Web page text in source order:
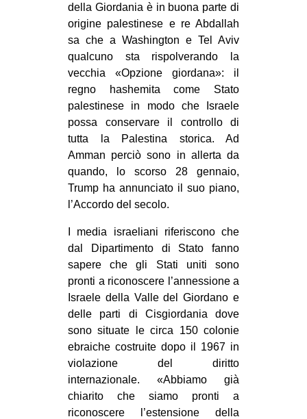
SEARCH
della Giordania è in buona parte di
origine palestinese e re Abdallah
sa che a Washington e Tel Aviv
qualcuno sta rispolverando la
vecchia «Opzione giordana»: il
regno hashemita come Stato
palestinese in modo che Israele
possa conservare il controllo di
tutta la Palestina storica. Ad
Amman perciò sono in allerta da
quando, lo scorso 28 gennaio,
Trump ha annunciato il suo piano,
l’Accordo del secolo.
I media israeliani riferiscono che
dal Dipartimento di Stato fanno
sapere che gli Stati uniti sono
pronti a riconoscere l’annessione a
Israele della Valle del Giordano e
delle parti di Cisgiordania dove
sono situate le circa 150 colonie
ebraiche costruite dopo il 1967 in
violazione del diritto
internazionale. «Abbiamo già
chiarito che siamo pronti a
riconoscere l’estensione della